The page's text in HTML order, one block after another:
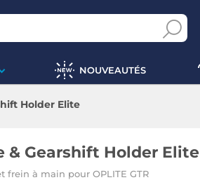
NOUVEAUTÉS
Holder Elite
& Gearshift Holder Elite
frein à main pour OPLITE GTR